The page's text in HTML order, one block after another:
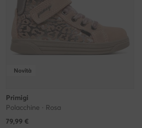
Novità
Primigi
Polacchine · Rosa
79,99 €